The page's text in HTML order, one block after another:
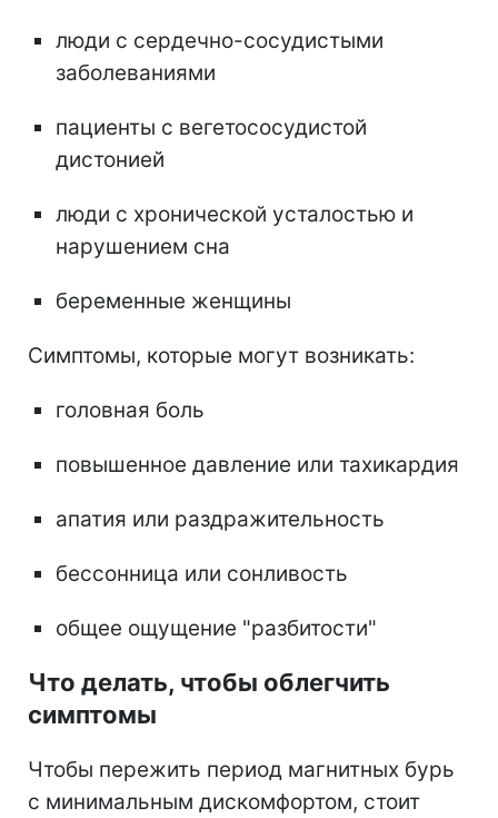
люди с сердечно-сосудистыми
заболеваниями
пациенты с вегетососудистой
дистонией
люди с хронической усталостью и
нарушением сна
беременные женщины
Симптомы, которые могут возникать:
головная боль
повышенное давление или тахикардия
апатия или раздражительность
бессонница или сонливость
общее ощущение "разбитости"
Что делать, чтобы облегчить
симптомы
Чтобы пережить период магнитных бурь
с минимальным дискомфортом, стоит